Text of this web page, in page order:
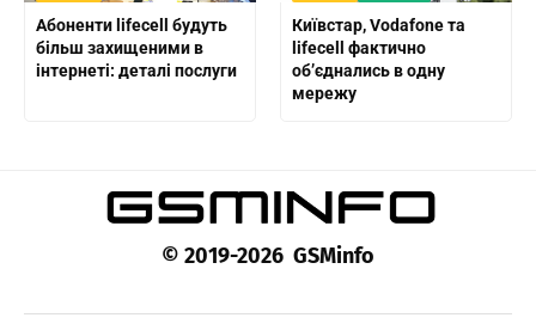
Абоненти lifecell будуть
більш захищеними в
інтернеті: деталі послуги
Київстар, Vodafone та
lifecell фактично
об’єднались в одну
мережу
© 2019-2026 GSMinfo